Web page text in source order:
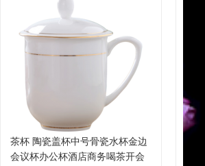
茶杯 陶瓷盖杯中号骨瓷水杯金边
会议杯办公杯酒店商务喝茶开会